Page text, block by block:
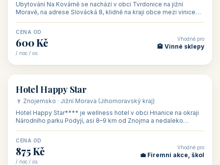
Ubytování Na Kovárně se nachází v obci Tvrdonice na jižní
Moravě, na adrese Slovácká 8, klidně na kraji obce mezi vinicemi,
CENA OD
600 Kč
/ noc / os.
Vhodné pro
🏨 Vinné sklepy
🏨 hotel
Hotel Happy Star
🍷 Znojemsko · Jižní Morava (Jihomoravský kraj)
Hotel Happy Star**** je wellness hotel v obci Hnanice na okraji
Národního parku Podyjí, asi 8–9 km od Znojma a nedaleko
CENA OD
875 Kč
/ noc / os.
Vhodné pro
💼 Firemní akce, škol